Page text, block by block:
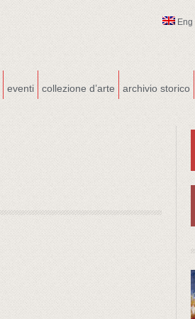
Eng
eventi collezione d’arte archivio storico